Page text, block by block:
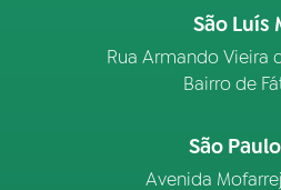
São Luís
Rua Armando Vieira
Bairro de
São
Avenida